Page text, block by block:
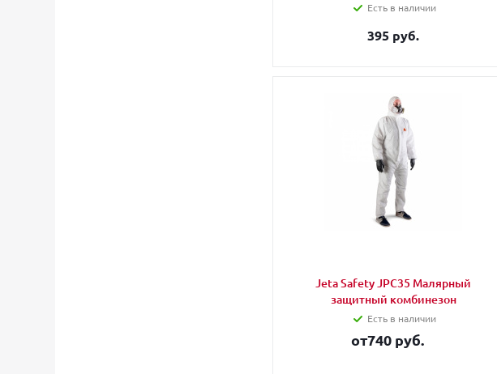
Есть в наличии
395 руб.
Jeta Safety JPC35 Малярный
защитный комбинезон
Есть в наличии
от740 руб.